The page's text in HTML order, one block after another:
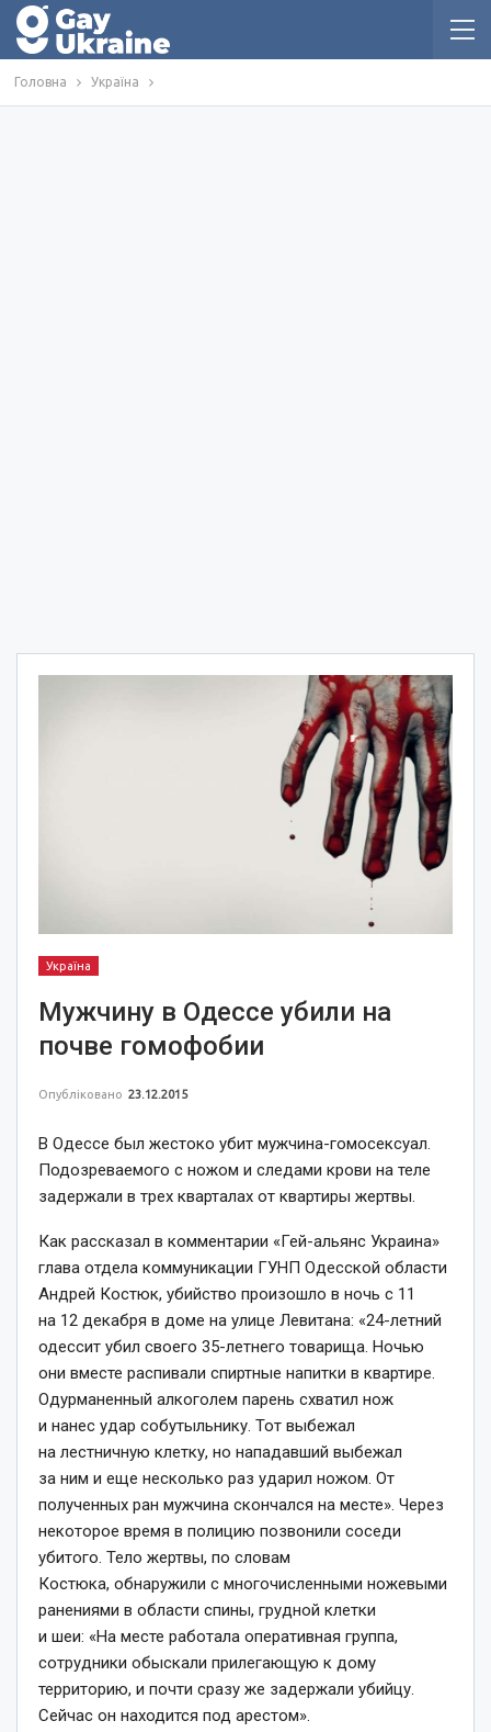
Головна Україна
Україна
Мужчину в Одессе убили на
почве гомофобии
Опубліковано 23.12.2015
В Одессе был жестоко убит мужчина-гомосексуал.
Подозреваемого с ножом и следами крови на теле
задержали в трех кварталах от квартиры жертвы.
Как рассказал в комментарии «Гей-альянс Украина»
глава отдела коммуникации ГУНП Одесской области
Андрей Костюк, убийство произошло в ночь с 11
на 12 декабря в доме на улице Левитана: «24-летний
одессит убил своего 35-летнего товарища. Ночью
они вместе распивали спиртные напитки в квартире.
Одурманенный алкоголем парень схватил нож
и нанес удар собутыльнику. Тот выбежал
на лестничную клетку, но нападавший выбежал
за ним и еще несколько раз ударил ножом. От
полученных ран мужчина скончался на месте». Через
некоторое время в полицию позвонили соседи
убитого. Тело жертвы, по словам
Костюка, обнаружили с многочисленными ножевыми
ранениями в области спины, грудной клетки
и шеи: «На месте работала оперативная группа,
сотрудники обыскали прилегающую к дому
территорию, и почти сразу же задержали убийцу.
Сейчас он находится под арестом».